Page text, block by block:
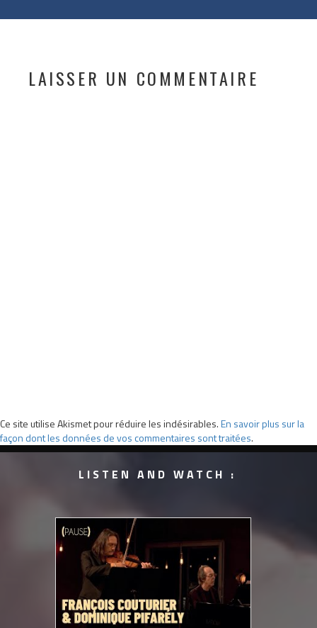
LAISSER UN COMMENTAIRE
Ce site utilise Akismet pour réduire les indésirables.En savoir plus sur la
façon dont les données de vos commentaires sont traitées.
LISTEN AND WATCH :